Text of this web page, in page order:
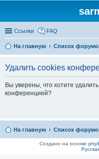
Ссылки FAQ
На главную
Список
Удалить cookies
Вы уверены, что хотите
конференцией?
На главную Список
Создано на основе